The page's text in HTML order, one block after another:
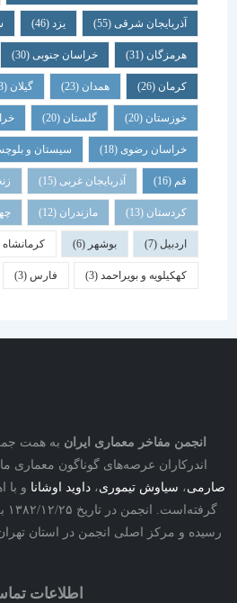
آذربایجان شرقی(55) یزد سمنان (39)
هرمزگان(31) خراسان جنوبی(30)
همدان گیلان
خوزستان(20) گلستان (20) خراسان
خراسان رضوی(18) سیستان و بلوچستان(18)
آذربایجان غربی(15) زنجان
کردستان(13) مازندران(12) چهارمحال
بوشهر کرمانشاه(5)
کهکیلویه و بویراحمد(3) فارس
مفاخر معماری ایرانبه همت جمعی از
عرصه‌های گوناگون معماری مانند
،سیاوش تیموری،داوید اوشانا و با
و مرکز اصلی انجمن در استان تهران
اطلاعات تماس